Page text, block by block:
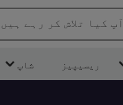
آپ کیا تلاش کر رہے
ریسیپیز شاپ